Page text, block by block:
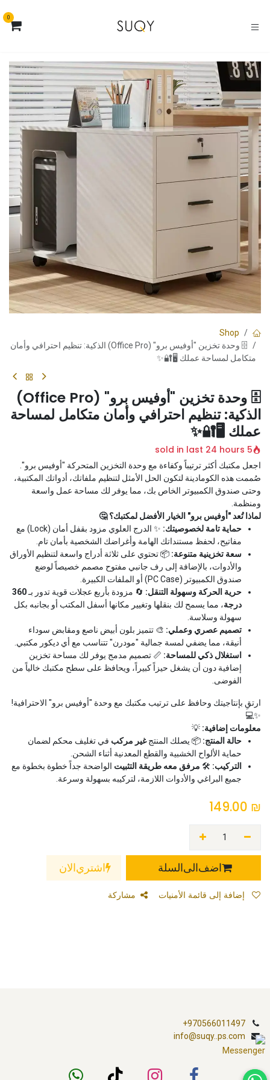
0
Shop
🗄️ وحدة تخزين "أوفيس برو" (Office Pro) الذكية: تنظيم احترافي وأمان
متكامل لمساحة عملك 🖥️🔐✨
🗄️ وحدة تخزين "أوفيس برو" (Office Pro)
الذكية: تنظيم احترافي وأمان متكامل لمساحة
عملك 🖥️🔐✨
5 sold in last 24 hours
اجعل مكتبك أكثر ترتيباً وكفاءة مع وحدة التخزين المتحركة "أوفيس برو".
صُممت هذه الكومادينة لتكون الحل الأمثل لتنظيم ملفاتك، أدواتك المكتبية،
وحتى صندوق الكمبيوتر الخاص بك، مما يوفر لك مساحة عمل واسعة
ومنظمة.
لماذا تُعد "أوفيس برو" الخيار الأفضل لمكتبك؟ 🤔
حماية تامة لخصوصيتك:
✨ الدرج العلوي مزود بقفل أمان (Lock) مع
مفاتيح، لحفظ مستنداتك الهامة وأغراضك الشخصية بأمان تام.
سعة تخزينية متنوعة: 📦 تحتوي على ثلاثة أدراج واسعة لتنظيم الأوراق
والأدوات، بالإضافة إلى رف جانبي مفتوح مصمم خصيصاً لوضع
صندوق الكمبيوتر (PC Case) أو الملفات الكبيرة.
حرية الحركة وسهولة التنقل: 🔄 مزودة بأربع عجلات قوية تدور بـ360
درجة، مما يسمح لك بنقلها وتغيير مكانها أسفل المكتب أو بجانبه بكل
سهولة وسلاسة.
تصميم عصري وعملي: 🎨 تتميز بلون أبيض ناصع ومقابض سوداء
أنيقة، مما يضفي لمسة جمالية "مودرن" تتناسب مع أي ديكور مكتبي.
استغلال ذكي للمساحة: 📏 تصميم مدمج يوفر لك مساحة تخزين
إضافية دون أن يشغل حيزاً كبيراً، ويحافظ على سطح مكتبك خالياً من
الفوضى.
ارتقِ بإنتاجيتك وحافظ على ترتيب مكتبك مع وحدة "أوفيس برو" الاحترافية!
✨💻
معلومات إضافية: 💡
حالة المنتج: 📦 يصلك المنتجغير مركب في تغليف محكم لضمان
حماية الألواح الخشبية والقطع المعدنية أثناء الشحن.
التركيب: 🛠️ مرفق معه طريقة التثبيت الواضحة جداً خطوة بخطوة مع
جميع البراغي والأدوات اللازمة، لتركيبه بسهولة وسرعة.
₪
149.00
اضف الى السلة اشتري الان
مشاركة
+970566011497
info@suqy..ps.com